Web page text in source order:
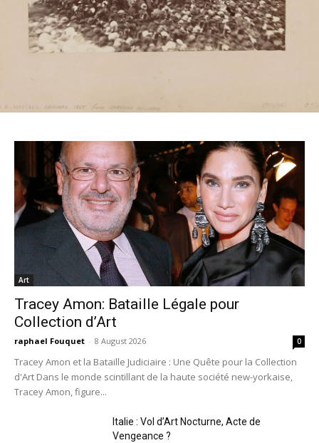
Art
Tracey Amon: Bataille Légale pour
Collection d’Art
raphael Fouquet - 8 August 2026 0
Tracey Amon et la Bataille Judiciaire : Une Quête pour la Collection
d'Art Dans le monde scintillant de la haute société new-yorkaise,
Tracey Amon, figure...
Italie : Vol d’Art Nocturne, Acte de
Vengeance ?